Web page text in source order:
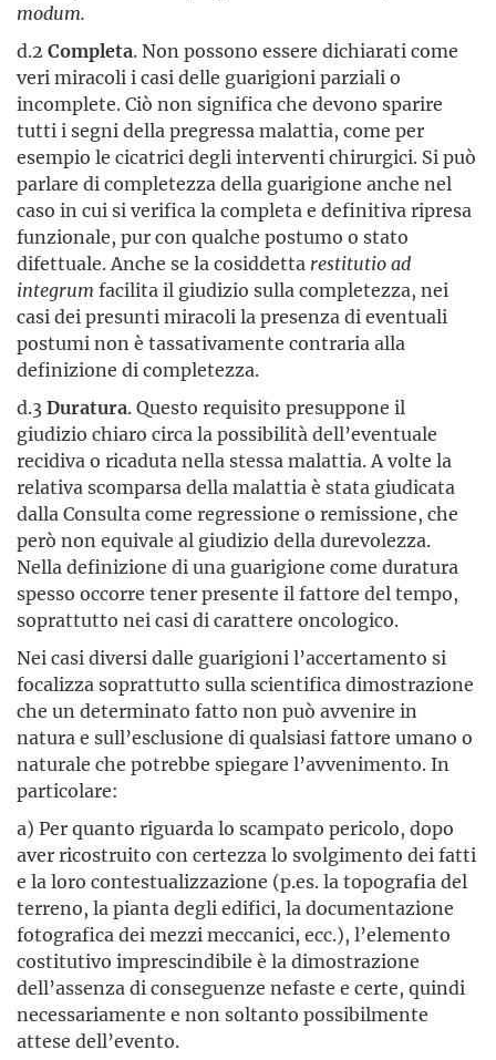
modum.
d.2 Completa. Non possono essere dichiarati come
veri miracoli i casi delle guarigioni parziali o
incomplete. Ciò non significa che devono sparire
tutti i segni della pregressa malattia, come per
esempio le cicatrici degli interventi chirurgici. Si può
parlare di completezza della guarigione anche nel
caso in cui si verifica la completa e definitiva ripresa
funzionale, pur con qualche postumo o stato
difettuale. Anche se la cosiddetta restitutio ad
integrum facilita il giudizio sulla completezza, nei
casi dei presunti miracoli la presenza di eventuali
postumi non è tassativamente contraria alla
definizione di completezza.
d.3Duratura. Questo requisito presuppone il
giudizio chiaro circa la possibilità dell’eventuale
recidiva o ricaduta nella stessa malattia. A volte la
relativa scomparsa della malattia è stata giudicata
dalla Consulta come regressione o remissione, che
però non equivale al giudizio della durevolezza.
Nella definizione di una guarigione come duratura
spesso occorre tener presente il fattore del tempo,
soprattutto nei casi di carattere oncologico.
Nei casi diversi dalle guarigioni l’accertamento si
focalizza soprattutto sulla scientifica dimostrazione
che un determinato fatto non può avvenire in
natura e sull’esclusione di qualsiasi fattore umano o
naturale che potrebbe spiegare l’avvenimento. In
particolare:
a) Per quanto riguarda lo scampato pericolo, dopo
aver ricostruito con certezza lo svolgimento dei fatti
e la loro contestualizzazione (p.es. la topografia del
terreno, la pianta degli edifici, la documentazione
fotografica dei mezzi meccanici, ecc.), l’elemento
costitutivo imprescindibile è la dimostrazione
dell’assenza di conseguenze nefaste e certe, quindi
necessariamente e non soltanto possibilmente
attese dell’evento.